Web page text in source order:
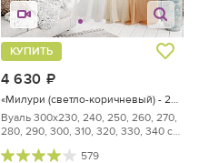
4 630
КУПИТЬ
«Милури (светло-коричневый) - 250 см»
Вуаль 300х230, 240, 250, 260, 270,
280, 290, 300, 310, 320, 330, 340 см
579